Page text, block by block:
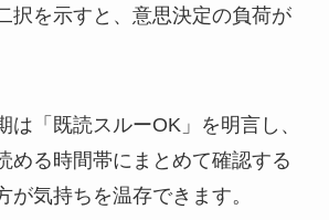
択を示すと、意思決定の負荷が
は「既読スルーOK」を明言し、
める時間帯にまとめて確認する
が気持ちを温存できます。